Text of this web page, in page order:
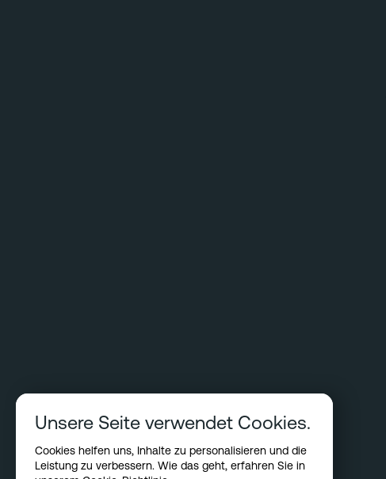
Unsere Seite verwendet Cookies.
Cookies helfen uns, Inhalte zu personalisieren und die
Leistung zu verbessern. Wie das geht, erfahren Sie in